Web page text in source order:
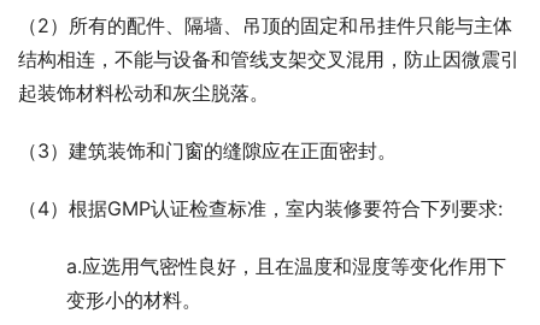
（2）所有的配件、隔墙、吊顶的固定和吊挂件只能与主体
结构相连，不能与设备和管线支架交叉混用，防止因微震引
起装饰材料松动和灰尘脱落。
（3）建筑装饰和门窗的缝隙应在正面密封。
（4）根据GMP认证检查标准，室内装修要符合下列要求:
a.应选用气密性良好，且在温度和湿度等变化作用下
变形小的材料。